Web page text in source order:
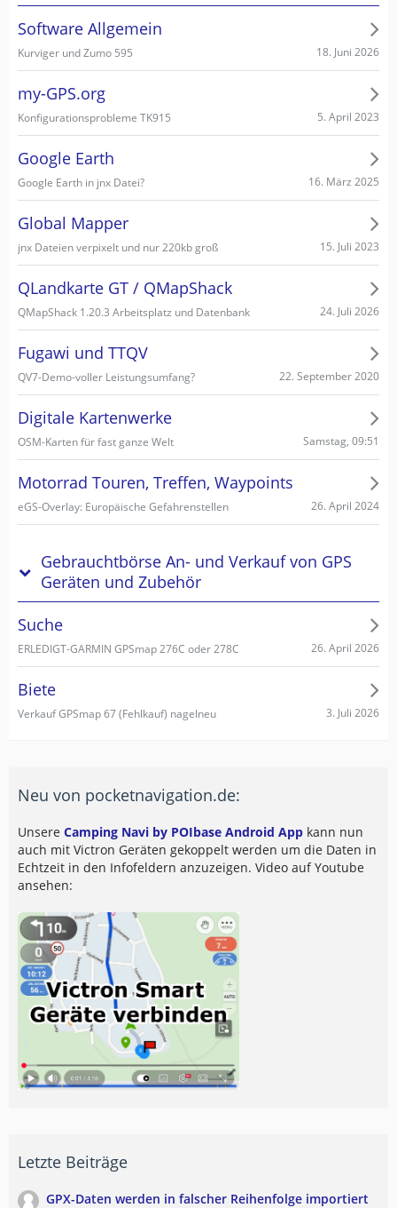
Software Allgemein
Kurviger und Zumo 595 18. Juni 2026
my-GPS.org
Konfigurationsprobleme TK915 5. April 2023
Google Earth
Google Earth in jnx Datei? 16. März 2025
Global Mapper
jnx Dateien verpixelt und nur 220kb groß 15. Juli 2023
QLandkarte GT / QMapShack
QMapShack 1.20.3 Arbeitsplatz und Datenbank 24. Juli 2026
Fugawi und TTQV
QV7-Demo-voller Leistungsumfang? 22. September 2020
Digitale Kartenwerke
OSM-Karten für fast ganze Welt Samstag, 09:51
Motorrad Touren, Treffen, Waypoints
eGS-Overlay: Europäische Gefahrenstellen 26. April 2024
Gebrauchtbörse An- und Verkauf von GPS
Geräten und Zubehör
Suche
ERLEDIGT-GARMIN GPSmap 276C oder 278C 26. April 2026
Biete
Verkauf GPSmap 67 (Fehlkauf) nagelneu 3. Juli 2026
Neu von pocketnavigation.de:
Unsere Camping Navi by POIbase Android App kann nun
auch mit Victron Geräten gekoppelt werden um die Daten in
Echtzeit in den Infofeldern anzuzeigen. Video auf Youtube
ansehen:
Letzte Beiträge
GPX-Daten werden in falscher Reihenfolge importiert